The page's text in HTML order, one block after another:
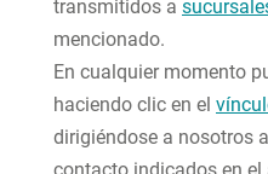
transmitidos a
mencionado.
En cualquier momento
haciendo clic en el
dirigiéndose a nosotros